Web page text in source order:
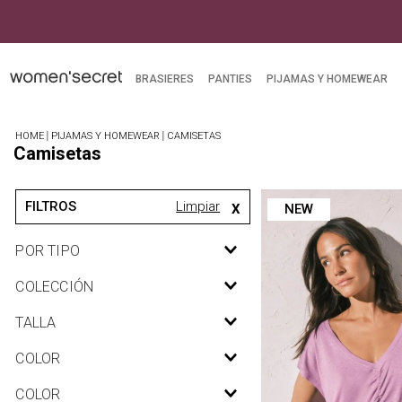
BRASIERES PANTIES PIJAMAS Y HOMEWEAR
PIJAMAS Y HOMEWEAR CAMISETAS
Camisetas
PIJAMAS Y HOMEWEAR
COLECCIÓN
Universal
COLOR
P_766315812C.jpg
COLOR
POR TIPO
Camisetas
TALLA
XS
M
NEW